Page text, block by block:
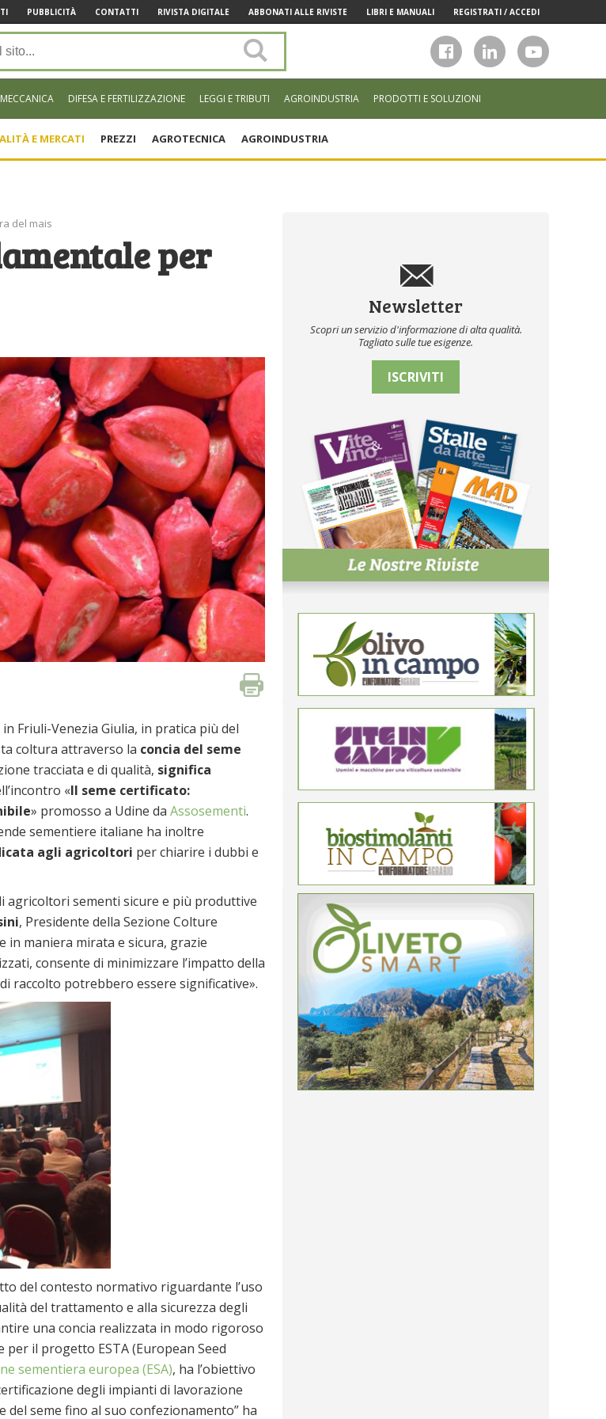
PUBBLICITÀ CONTATTI RIVISTA DIGITALE ABBONATI ALLE RIVISTE LIBRI E MANUALI REGISTRATI / ACCEDI
sito
MECCANICA DIFESA E FERTILIZZAZIONE LEGGI E TRIBUTI AGROINDUSTRIA PRODOTTI E SOLUZIONI
E MERCATI PREZZI AGROTECNICA AGROINDUSTRIA
del mais
per
Friuli-Venezia Giulia, in pratica più del
coltura attraverso la concia del seme
tracciata e di qualità, significa
«Il seme certificato:
» promosso a Udine da Assosementi.
sementiere italiane ha inoltre
agli agricoltori per chiarire i dubbi e
agricoltori sementi sicure e più produttive
, Presidente della Sezione Colture
in maniera mirata e sicura, grazie
consente di minimizzare l’impatto della
raccolto potrebbero essere significative».
del contesto normativo riguardante l’uso
del trattamento e alla sicurezza degli
una concia realizzata in modo rigoroso
il progetto ESTA (European Seed
sementiera europea (ESA), ha l’obiettivo
degli impianti di lavorazione
seme fino al suo confezionamento” ha
Newsletter
Scopri un servizio d'informazione di alta qualità.
Tagliato sulle tue esigenze.
ISCRIVITI